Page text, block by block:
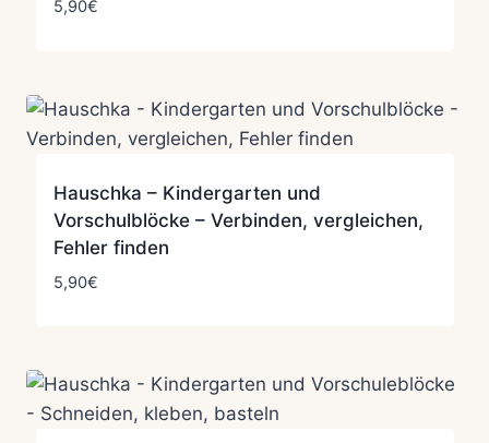
5,90€
Hauschka – Kindergarten und
Vorschulblöcke – Verbinden, vergleichen,
Fehler finden
5,90€